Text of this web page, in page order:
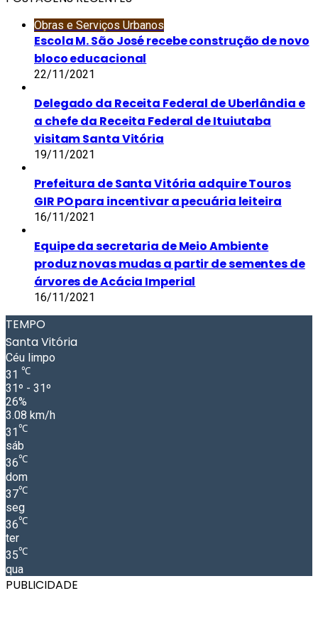
Obras e Serviços Urbanos
Escola M. São José recebe construção de novo
bloco educacional
22/11/2021
Delegado da Receita Federal de Uberlândia e
a chefe da Receita Federal de Ituiutaba
visitam Santa Vitória
19/11/2021
Prefeitura de Santa Vitória adquire Touros
GIR PO para incentivar a pecuária leiteira
16/11/2021
Equipe da secretaria de Meio Ambiente
produz novas mudas a partir de sementes de
árvores de Acácia Imperial
16/11/2021
TEMPO
Santa Vitória
Céu limpo
31 ℃
31º - 31º
26%
3.08 km/h
31 ℃
sáb
36℃
dom
37℃
seg
36℃
ter
35℃
qua
PUBLICIDADE